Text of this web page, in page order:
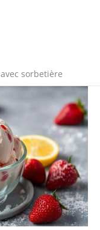
sorbetière